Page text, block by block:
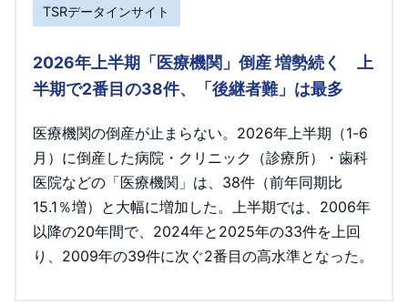
TSRデータインサイト
2026年上半期「医療機関」倒産 増勢続く 上
半期で2番目の38件、「後継者難」は最多
医療機関の倒産が止まらない。2026年上半期（1-6
月）に倒産した病院・クリニック（診療所）・歯科
医院などの「医療機関」は、38件（前年同期比
15.1％増）と大幅に増加した。上半期では、2006年
以降の20年間で、2024年と2025年の33件を上回
り、2009年の39件に次ぐ2番目の高水準となった。